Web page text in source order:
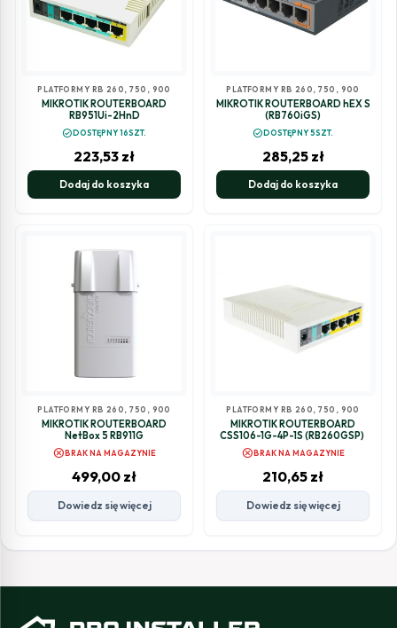
PLATFORMY RB 260, 750, 900
MIKROTIK ROUTERBOARD
RB951Ui-2HnD
check_circleDOSTĘPNY 16SZT.
223,53 zł
Dodaj do koszyka
PLATFORMY RB 260, 750, 900
MIKROTIK ROUTERBOARD hEX S
(RB760iGS)
check_circleDOSTĘPNY 5SZT.
285,25 zł
Dodaj do koszyka
PLATFORMY RB 260, 750, 900
MIKROTIK ROUTERBOARD
NetBox 5 RB911G
cancelBRAK NA MAGAZYNIE
499,00 zł
Dowiedz się więcej
PLATFORMY RB 260, 750, 900
MIKROTIK ROUTERBOARD
CSS106-1G-4P-1S (RB260GSP)
cancelBRAK NA MAGAZYNIE
210,65 zł
Dowiedz się więcej